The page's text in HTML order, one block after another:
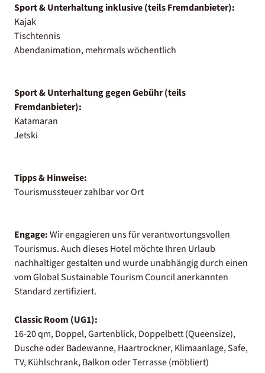
Sport & Unterhaltung inklusive (teils Fremdanbieter):
Kajak
Tischtennis
Abendanimation, mehrmals wöchentlich
Sport & Unterhaltung gegen Gebühr (teils
Fremdanbieter):
Katamaran
Jetski
Tipps & Hinweise:
Tourismussteuer zahlbar vor Ort
Engage:Wir engagieren uns für verantwortungsvollen
Tourismus. Auch dieses Hotel möchte Ihren Urlaub
nachhaltiger gestalten und wurde unabhängig durch einen
vom Global Sustainable Tourism Council anerkannten
Standard zertifiziert.
Classic Room (UG1):
16-20 qm, Doppel, Gartenblick, Doppelbett (Queensize),
Dusche oder Badewanne, Haartrockner, Klimaanlage, Safe,
TV, Kühlschrank, Balkon oder Terrasse (möbliert)